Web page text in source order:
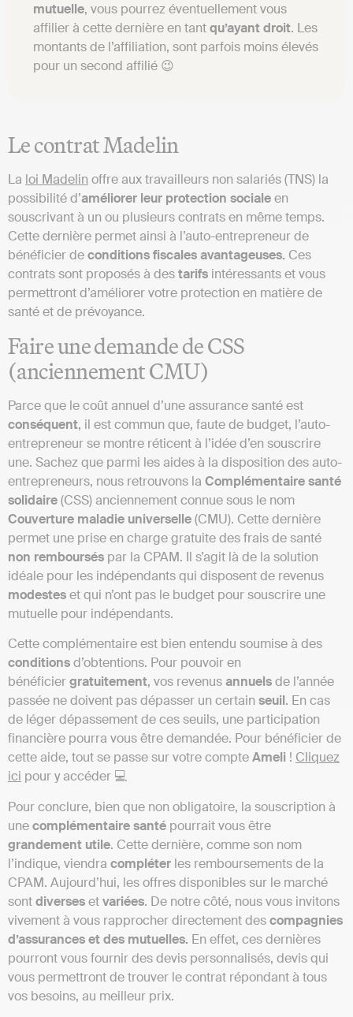
mutuelle, vous pourrez éventuellement vous
affilier à cette dernière en tantqu’ayantdroit. Les
montants de l’affiliation, sont parfois moins élevés
pour un second affilié 😉
Le contrat Madelin
La loi Madelin offre aux travailleurs non salariés (TNS) la
possibilité d’améliorer leur protection socialeen
souscrivant à un ou plusieurs contrats en même temps.
Cette dernière permet ainsi à l’auto-entrepreneur de
bénéficier deconditions fiscales avantageuses. Ces
contrats sont proposés à destarifs intéressants et vous
permettront d’améliorer votre protection en matière de
santé et de prévoyance.
Faire une demande de CSS
(anciennement CMU)
Parce que le coût annuel d’une assurance santé est
conséquent, il est commun que, faute de budget, l’auto-
entrepreneur se montre réticent à l’idée d’en souscrire
une. Sachez que parmi les aides à la disposition des auto-
entrepreneurs, nous retrouvons la Complémentaire santé
solidaire(CSS) anciennement connue sous le nom
Couverture maladie universelle(CMU). Cette dernière
permet une prise en charge gratuite des frais de santé
non remboursés par la CPAM. Il s’agit là de la solution
idéale pour les indépendants qui disposent de revenus
modesteset qui n’ont pas le budget pour souscrire une
mutuelle pour indépendants.
Cette complémentaire est bien entendu soumise à des
conditionsd’obtentions. Pour pouvoir en
bénéficiergratuitement, vos revenusannuelsde l’année
passée ne doivent pas dépasser un certain seuil. En cas
de léger dépassement de ces seuils, une participation
financière pourra vous être demandée. Pour bénéficier de
cette aide, tout se passe sur votre compteAmeli ! Cliquez
ici pour y accéder 💻
Pour conclure, bien que non obligatoire, la souscription à
unecomplémentairesanté pourrait vous être
grandement utile. Cette dernière, comme son nom
l’indique, viendra compléter les remboursements de la
CPAM. Aujourd’hui, les offres disponibles sur le marché
sontdiversesetvariées. De notre côté, nous vous invitons
vivement à vous rapprocher directement descompagnies
d’assurances et des mutuelles. En effet, ces dernières
pourront vous fournir des devis personnalisés, devis qui
vous permettront de trouver le contrat répondant à tous
vos besoins, au meilleur prix.